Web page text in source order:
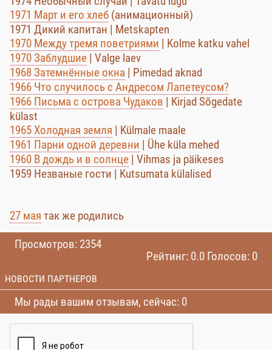
1971 Март и его хлеб (анимационный)
1971 Дикий капитан | Metskapten
1970 Между тремя поветриями | Kolme katku vahel
1970 Заблудшие | Valge laev
1968 Затемнённые окна | Pimedad aknad
1966 Что случилось с Андресом Лапетеусом?
1966 Письма с острова Чудаков | Kirjad Sõgedate
külast
1965 Холодная земля | Külmale maale
1961 Парни одной деревни | Ühe küla mehed
1960 В дождь и в солнце | Vihmas ja päikeses
1959 Незваные гости | Kutsumata külalised
27 мая так же родились
Просмотров: 2354
Рейтинг: 0.0 Голосов: 0
НОВОСТИ ПАРТНЕРОВ
Мы рады вашим отзывам, сейчас: 0